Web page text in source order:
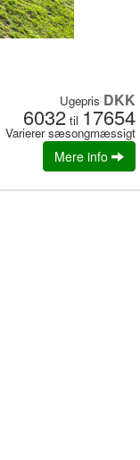
Ugepris DKK
6032 til 17654
Varierer sæsongmæssigt
Mere info